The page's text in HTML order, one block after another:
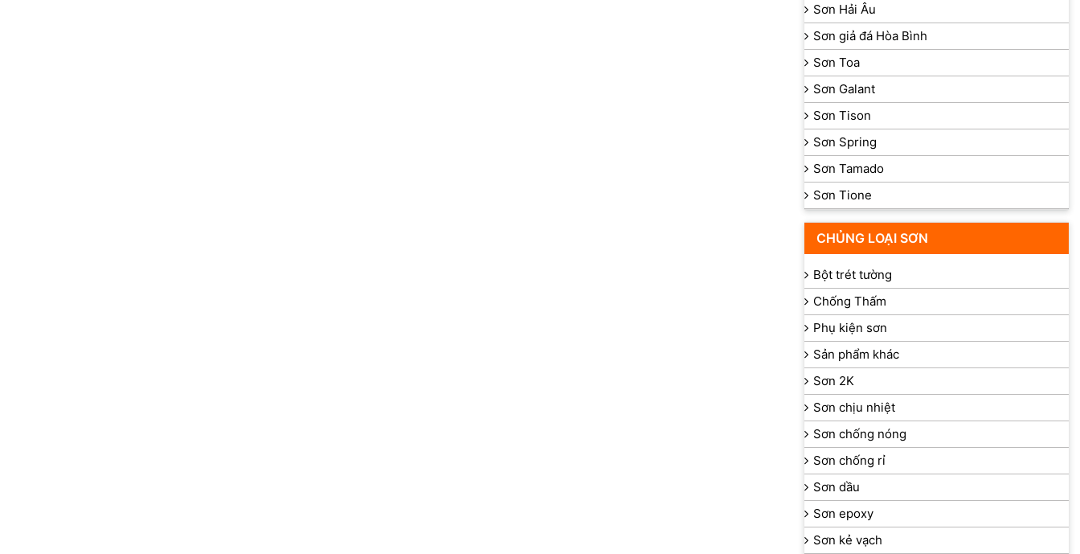
Sơn Hải Âu
Sơn giả đá Hòa Bình
Sơn Toa
Sơn Galant
Sơn Tison
Sơn Spring
Sơn Tamado
Sơn Tione
CHỦNG LOẠI SƠN
Bột trét tường
Chống Thấm
Phụ kiện sơn
Sản phẩm khác
Sơn 2K
Sơn chịu nhiệt
Sơn chống nóng
Sơn chống rỉ
Sơn dầu
Sơn epoxy
Sơn kẻ vạch